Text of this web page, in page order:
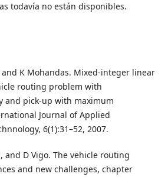
todavía no están disponibles.
and K Mohandas. Mixed-integer linear
routing problem with
and pick-up with maximum
Journal of Applied
6(1):31–52, 2007.
and D Vigo. The vehicle routing
and new challenges, chapter